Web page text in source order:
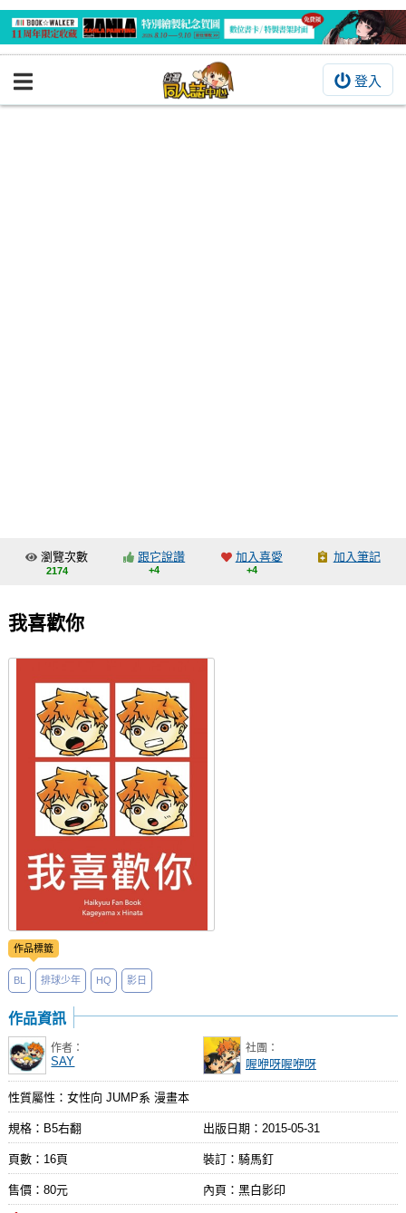
登入
BOOKY書集倉庫
交流中心
會員功能選單
註冊會員
登入
瀏覽次數
2174
跟它說讚
+4
加入喜愛
+4
加入筆記
我喜歡你
作品標籤
BL 排球少年 HQ 影日
作品資訊
作者：
SAY
社團：
喔咿呀喔咿呀
性質屬性：女性向 JUMP系 漫畫本
規格：B5右翻 出版日期： 2015-05-31
頁數：16頁 裝訂：騎馬釘
售價：80元 內頁：黑白影印